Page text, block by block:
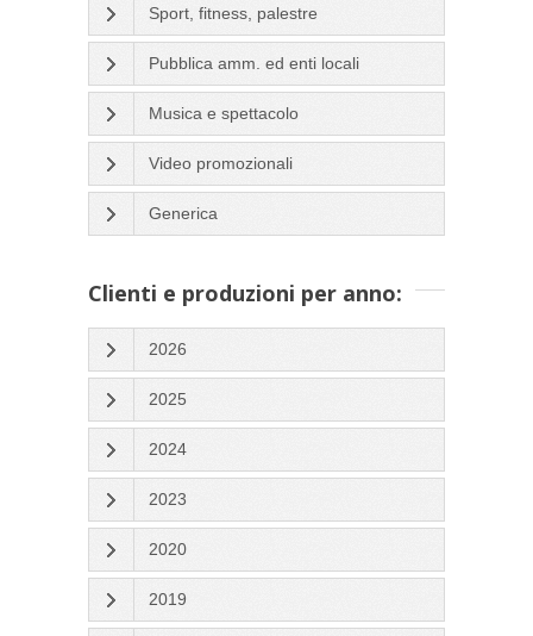
Sport, fitness, palestre
Pubblica amm. ed enti locali
Musica e spettacolo
Video promozionali
Generica
Clienti e produzioni per anno:
2026
2025
2024
2023
2020
2019